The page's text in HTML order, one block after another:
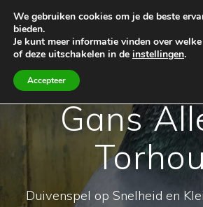
naar
inhoud
Gans
Duivenspel op Snelheid en
We gebruiken cookies om je de beste
bieden.
Je kunt meer informatie vinden over
of deze uitschakelen in de instellingen.
Accepteer